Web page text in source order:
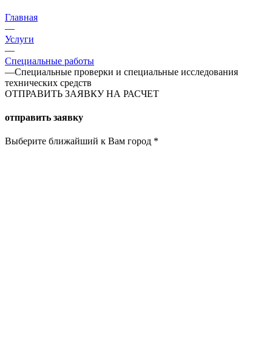
Главная
—
Услуги
—
Специальные работы
—Специальные проверки и специальные исследования
технических средств
ОТПРАВИТЬ ЗАЯВКУ НА РАСЧЕТ
отправить заявку
Выберите ближайший к Вам город *